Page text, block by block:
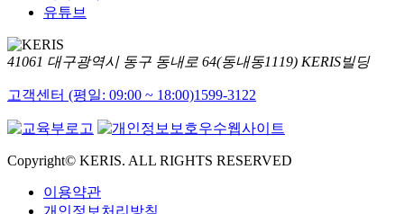
유튜브
41061 대구광역시 동구 동내로 64(동내동1119) KERIS빌딩
고객센터 (평일: 09:00 ~ 18:00)1599-3122
Copyright© KERIS. ALL RIGHTS RESERVED
이용약관